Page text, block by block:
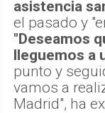
asistencia
el pasado y
"Deseamos
lleguemos a
punto y
vamos a
Madrid", ha